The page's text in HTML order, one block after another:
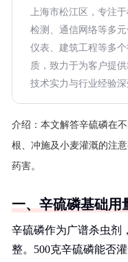
上海市松江区，专注
检测、通信网络等多
仪表、建筑工程等多
质，致力于为客户提
技术实力与行业经验深
介绍： 本文解答辛硫磷在
根、冲施及小麦灌溉的注
药害。
一、辛硫磷基础用
辛硫磷作为广谱杀虫剂
整。500克辛硫磷能否